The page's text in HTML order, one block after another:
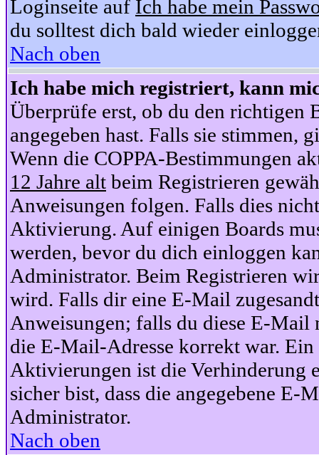
Loginseite auf Ich habe mein
du solltest dich bald wieder
Nach oben
Ich habe mich registriert, kann
Überprüfe erst, ob du den richtigen
angegeben hast. Falls sie stimmen,
Wenn die COPPA-Bestimmungen
12 Jahre alt beim Registrieren
Anweisungen folgen. Falls dies
Aktivierung. Auf einigen Boards
werden, bevor du dich einloggen
Administrator. Beim Registrieren
wird. Falls dir eine E-Mail
Anweisungen; falls du diese E-Mail
die E-Mail-Adresse korrekt war.
Aktivierungen ist die Verhinderung
sicher bist, dass die angegebene
Administrator.
Nach oben